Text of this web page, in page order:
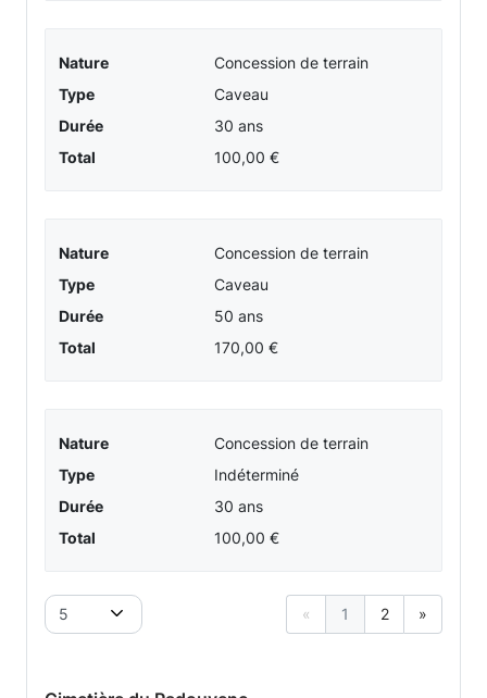
Informations
et
détails
Nature
Concession de terrain
Type
Caveau
Durée
30 ans
Total
100,00 €
Nature
Concession de terrain
Type
Caveau
Durée
50 ans
Total
170,00 €
Nature
Concession de terrain
Type
Indéterminé
Durée
30 ans
Total
100,00 €
5 « 1 2 »